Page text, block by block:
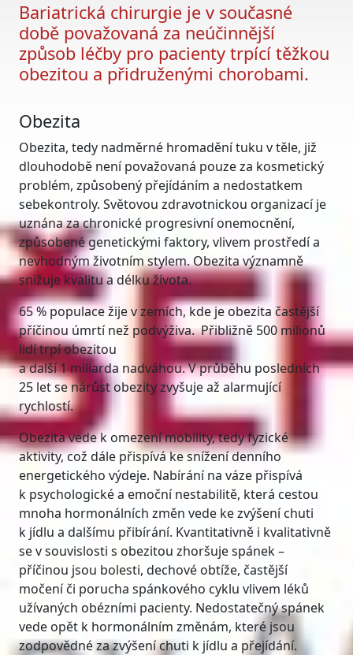
Bariatrická chirurgie je v současné
době považovaná za neúčinnější
způsob léčby pro pacienty trpící těžkou
obezitou a přidruženými chorobami.
Obezita
Obezita, tedy nadměrné hromadění tuku v těle, již
dlouhodobě není považovaná pouze za kosmetický
problém, způsobený přejídáním a nedostatkem
sebekontroly. Světovou zdravotnickou organizací je
uznána za chronické progresivní onemocnění,
způsobené genetickými faktory, vlivem prostředí a
nevhodným životním stylem. Obezita významně
snižuje kvalitu a délku života.
65 % populace žije v zemích, kde je obezita častější
příčinou úmrtí než podvýživa. Přibližně 500 milionů
lidí trpí obezitou
a další 1 miliarda nadváhou. V průběhu posledních
25 let se nárůst obezity zvyšuje až alarmující
rychlostí.
Obezita vede k omezení mobility, tedy fyzické
aktivity, což dále přispívá ke snížení denního
energetického výdeje. Nabírání na váze přispívá
k psychologické a emoční nestabilitě, která cestou
mnoha hormonálních změn vede ke zvýšení chuti
k jídlu a dalšímu přibírání. Kvantitativně i kvalitativně
se v souvislosti s obezitou zhoršuje spánek –
příčinou jsou bolesti, dechové obtíže, častější
močení či porucha spánkového cyklu vlivem léků
užívaných obézními pacienty. Nedostatečný spánek
vede opět k hormonálním změnám, které jsou
zodpovědné za zvýšení chuti k jídlu a přejídání.